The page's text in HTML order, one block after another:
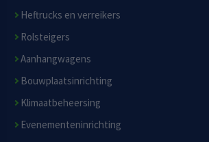
Heftrucks en verreikers
Rolsteigers
Aanhangwagens
Bouwplaatsinrichting
Klimaatbeheersing
Evenementeninrichting